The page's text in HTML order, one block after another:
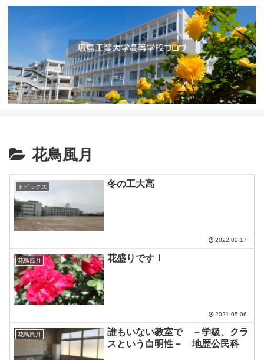
花鳥風月
トピックス 冬の工大高
2022.02.17
花鳥風月 花盛りです！
2021.05.06
花鳥風月
誰もいない教室で －学級、クラ
スという自明性－ 地歴公民科